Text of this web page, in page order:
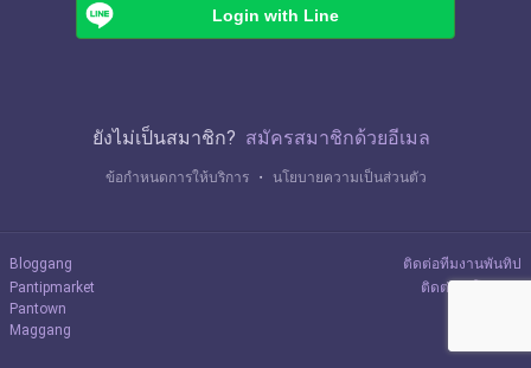
Login with Line
ยังไม่เป็นสมาชิก? สมัครสมาชิกด้วยอีเมล
ข้อกำหนดการให้บริการ ・ นโยบายความเป็นส่วนตัว
Bloggang
Pantipmarket
Pantown
Maggang
ติดต่อทีมงานพันทิป
ติดต่อลงโฆษณา